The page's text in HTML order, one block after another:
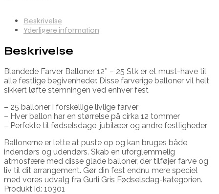
Beskrivelse
Yderligere information
Beskrivelse
Blandede Farver Balloner 12″ – 25 Stk er et must-have til
alle festlige begivenheder. Disse farverige balloner vil helt
sikkert løfte stemningen ved enhver fest
– 25 balloner i forskellige livlige farver
– Hver ballon har en størrelse på cirka 12 tommer
– Perfekte til fødselsdage, jubilæer og andre festligheder
Ballonerne er lette at puste op og kan bruges både
indendørs og udendørs. Skab en uforglemmelig
atmosfære med disse glade balloner, der tilføjer farve og
liv til dit arrangement. Gør din fest endnu mere speciel
med vores udvalg fra Gurli Gris Fødselsdag-kategorien.
Produkt id: 10301